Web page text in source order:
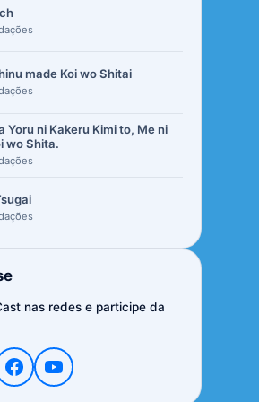
made Koi wo Shitai
Yoru ni Kakeru Kimi to, Me ni
wo Shita.
nas redes e participe da